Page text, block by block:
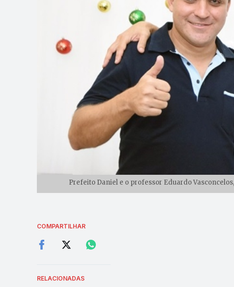
Prefeito Daniel e o professor Eduardo
COMPARTILHAR
RELACIONADAS